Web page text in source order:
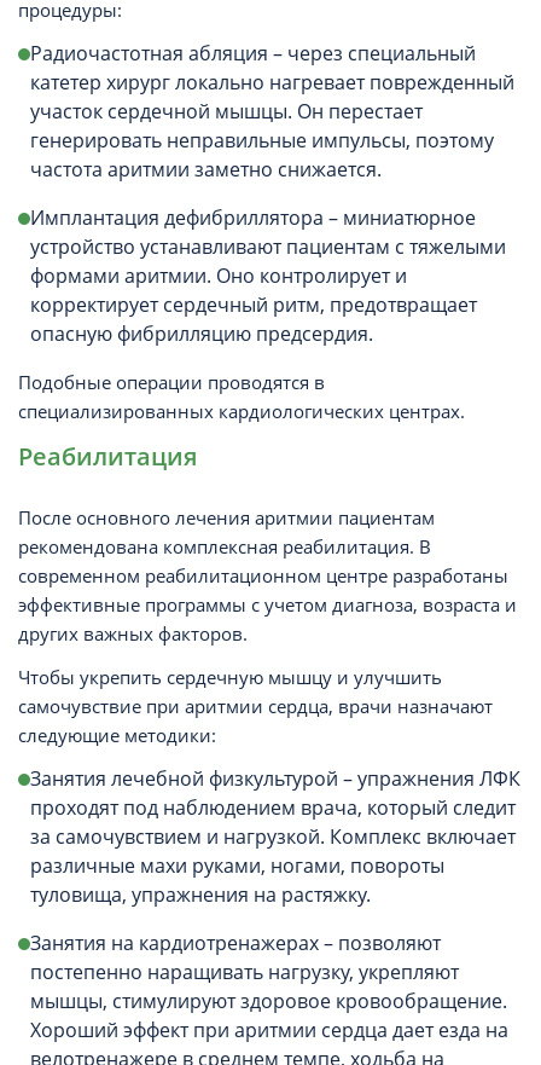
процедуры:
Радиочастотная абляция – через специальный
катетер хирург локально нагревает поврежденный
участок сердечной мышцы. Он перестает
генерировать неправильные импульсы, поэтому
частота аритмии заметно снижается.
Имплантация дефибриллятора – миниатюрное
устройство устанавливают пациентам с тяжелыми
формами аритмии. Оно контролирует и
корректирует сердечный ритм, предотвращает
опасную фибрилляцию предсердия.
Подобные операции проводятся в
специализированных кардиологических центрах.
Реабилитация
После основного лечения аритмии пациентам
рекомендована комплексная реабилитация. В
современном реабилитационном центре разработаны
эффективные программы с учетом диагноза, возраста и
других важных факторов.
Чтобы укрепить сердечную мышцу и улучшить
самочувствие при аритмии сердца, врачи назначают
следующие методики:
Занятия лечебной физкультурой – упражнения ЛФК
проходят под наблюдением врача, который следит
за самочувствием и нагрузкой. Комплекс включает
различные махи руками, ногами, повороты
туловища, упражнения на растяжку.
Занятия на кардиотренажерах – позволяют
постепенно наращивать нагрузку, укрепляют
мышцы, стимулируют здоровое кровообращение.
Хороший эффект при аритмии сердца дает езда на
велотренажере в среднем темпе, ходьба на